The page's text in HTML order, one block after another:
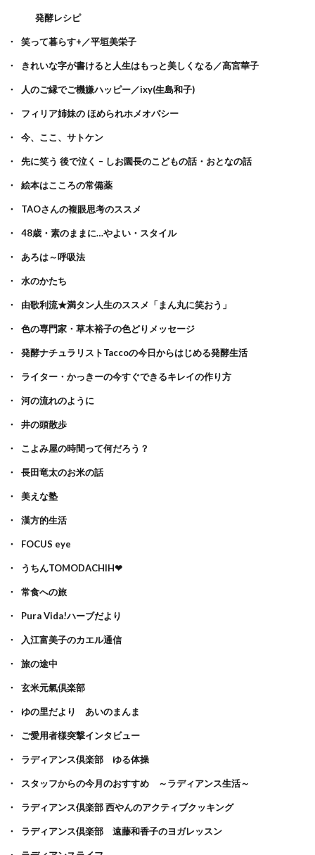
発酵レシピ
笑って暮らす+／平垣美栄子
きれいな字が書けると人生はもっと美しくなる／高宮華子
人のご縁でご機嫌ハッピー／ixy(生島和子)
フィリア姉妹の ほめられホメオパシー
今、ここ、サトケン
先に笑う 後で泣く – しお園長のこどもの話・おとなの話
絵本はこころの常備薬
TAOさんの複眼思考のススメ
48歳・素のままに…やよい・スタイル
あろは～呼吸法
水のかたち
由歌利流★満タン人生のススメ「まん丸に笑おう」
色の専門家・草木裕子の色どりメッセージ
発酵ナチュラリストTaccoの今日からはじめる発酵生活
ライター・かっきーの今すぐできるキレイの作り方
河の流れのように
井の頭散歩
こよみ屋の時間って何だろう？
長田竜太のお米の話
美えな塾
漢方的生活
FOCUS eye
うちんTOMODACHIH❤
常食への旅
Pura Vida!ハーブだより
入江富美子のカエル通信
旅の途中
玄米元氣倶楽部
ゆの里だより あいのまんま
ご愛用者様突撃インタビュー
ラディアンス倶楽部 ゆる体操
スタッフからの今月のおすすめ ～ラディアンス生活～
ラディアンス倶楽部 西やんのアクティブクッキング
ラディアンス倶楽部 遠藤和香子のヨガレッスン